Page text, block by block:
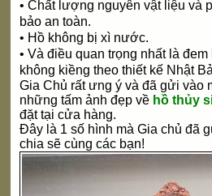
• Chất lượng nguyên vật liệu và
bảo an toàn.
• Hồ không bị xì nước.
• Và điều quan trọng nhất là
không kiềng theo thiết kế Nhật
Gia Chủ rất ưng ý và đã gửi vào
những tấm ảnh đẹp về hồ thủy
đặt tại cửa hàng.
Đây là 1 số hình mà Gia chủ đã
chia sẽ cùng các bạn!